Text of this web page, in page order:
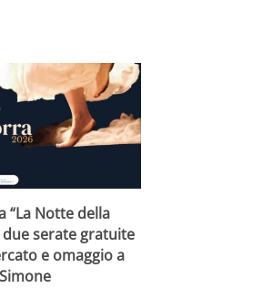
“La Notte della
due serate gratuite
e omaggio a